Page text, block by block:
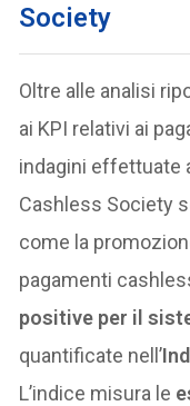
Society
Oltre alle analisi
ai KPI relativi ai
indagini effettuate
Cashless Society
come la
pagamenti
positive per il
quantificate nell’
L’indice misura le